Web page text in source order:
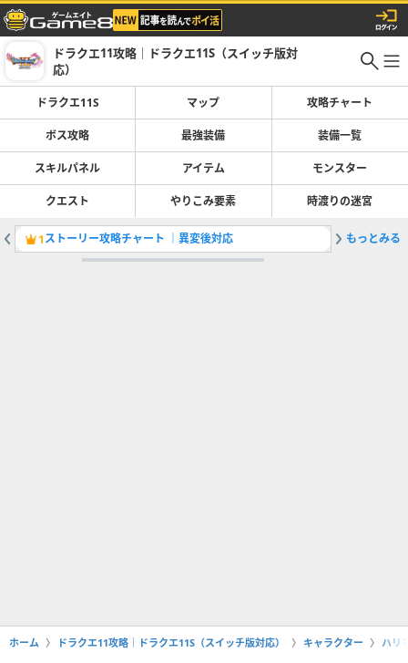
ドラクエ11攻略｜ドラクエ11S（スイッチ版対
応）
ドラクエ11S マップ 攻略チャート
ボス攻略 最強装備 装備一覧
スキルパネル アイテム モンスター
クエスト やりこみ要素 時渡りの迷宮
1ストーリー攻略チャート ｜異変後対応 2キャラ
もっとみる
ホーム ドラクエ11攻略｜ドラクエ11S（スイッチ版対応） キャラクター ハリ